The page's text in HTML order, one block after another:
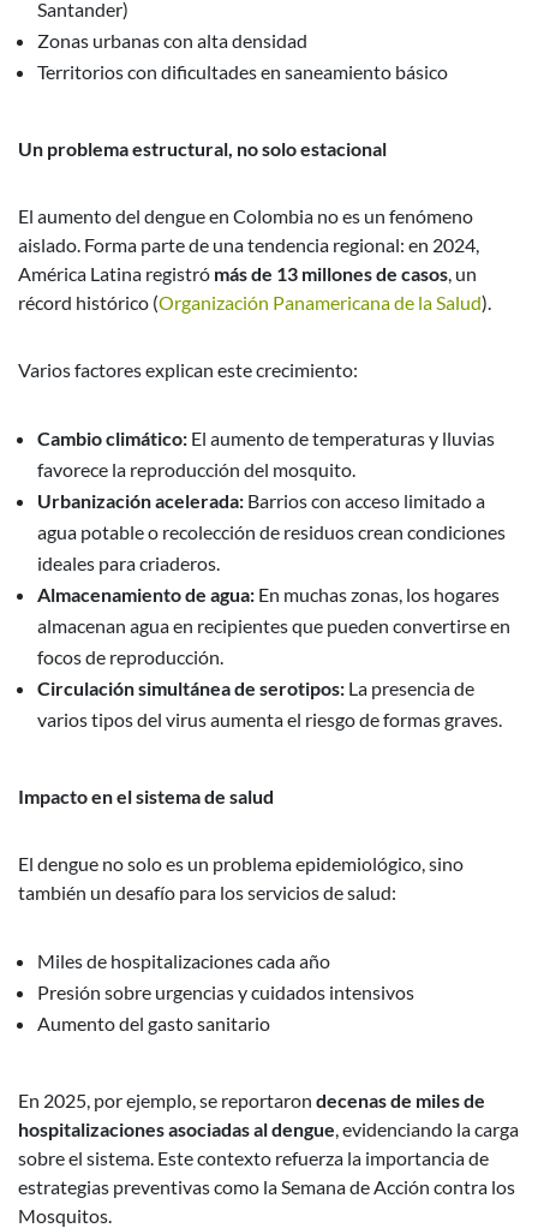
Santander)
Zonas urbanas con alta densidad
Territorios con dificultades en saneamiento básico
Un problema estructural, no solo estacional
El aumento del dengue en Colombia no es un fenómeno
aislado. Forma parte de una tendencia regional: en 2024,
América Latina registró más de 13 millones de casos , un
récord histórico (Organización Panamericana de la Salud).
Varios factores explican este crecimiento:
Cambio climático: El aumento de temperaturas y lluvias
favorece la reproducción del mosquito.
Urbanización acelerada: Barrios con acceso limitado a
agua potable o recolección de residuos crean condiciones
ideales para criaderos.
Almacenamiento de agua: En muchas zonas, los hogares
almacenan agua en recipientes que pueden convertirse en
focos de reproducción.
Circulación simultánea de serotipos: La presencia de
varios tipos del virus aumenta el riesgo de formas graves.
Impacto en el sistema de salud
El dengue no solo es un problema epidemiológico, sino
también un desafío para los servicios de salud:
Miles de hospitalizaciones cada año
Presión sobre urgencias y cuidados intensivos
Aumento del gasto sanitario
En 2025, por ejemplo, se reportaron decenas de miles de
hospitalizaciones asociadas al dengue , evidenciando la carga
sobre el sistema. Este contexto refuerza la importancia de
estrategias preventivas como la Semana de Acción contra los
Mosquitos.